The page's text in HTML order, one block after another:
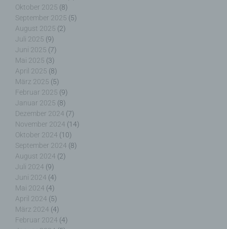
Oktober 2025 (8)
September 2025 (5)
August 2025 (2)
Juli 2025 (9)
Juni 2025 (7)
Mai 2025 (3)
April 2025 (8)
März 2025 (5)
Februar 2025 (9)
Januar 2025 (8)
Dezember 2024 (7)
November 2024 (14)
Oktober 2024 (10)
September 2024 (8)
August 2024 (2)
Juli 2024 (9)
Juni 2024 (4)
Mai 2024 (4)
April 2024 (5)
März 2024 (4)
Februar 2024 (4)
der unmittelbaren Verantwortung des
Verantwortlichen oder des Auftragsverarbeiters
befugt sind, die personenbezogenen Daten zu
verarbeiten.
k) Einwilligung
Einwilligung ist jede von der betroffenen Person
freiwillig für den bestimmten Fall in informierter
Weise und unmissverständlich abgegebene
Willensbekundung in Form einer Erklärung oder
einer sonstigen eindeutigen bestätigenden
Handlung, mit der die betroffene Person zu
verstehen gibt, dass sie mit der Verarbeitung der
sie betreffenden personenbezogenen Daten
einverstanden ist.